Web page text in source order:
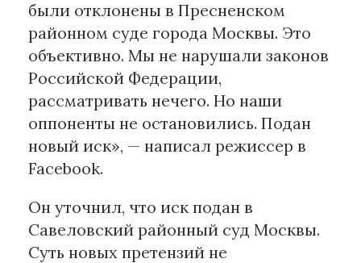
Материалы партнеров
АКИ
Artists / Художники.РФ
n'RIS
Онлайн патент
Цифровой Сарафан
Смотрите нас в соцсетях и мессенджерах
были отклонены в Пресненском
районном суде города Москвы. Это
объективно. Мы не нарушали законов
Российской Федерации,
рассматривать нечего. Но наши
оппоненты не остановились. Подан
новый иск», — написал режиссер в
Facebook.
Он уточнил, что иск подан в
Савеловский районный суд Москвы.
Суть новых претензий не